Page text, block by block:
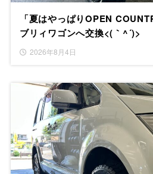
「夏はやっぱりOPEN
ブリィワゴンへ交換<(｀^´)>
2026年8月4日